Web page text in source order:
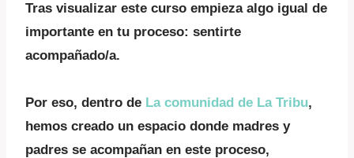
Tras visualizar este curso empieza algo igual de
importante en tu proceso: sentirte
acompañado/a.
Por eso, dentro de La comunidad de La Tribu,
hemos creado un espacio donde madres y
padres se acompañan en este proceso,